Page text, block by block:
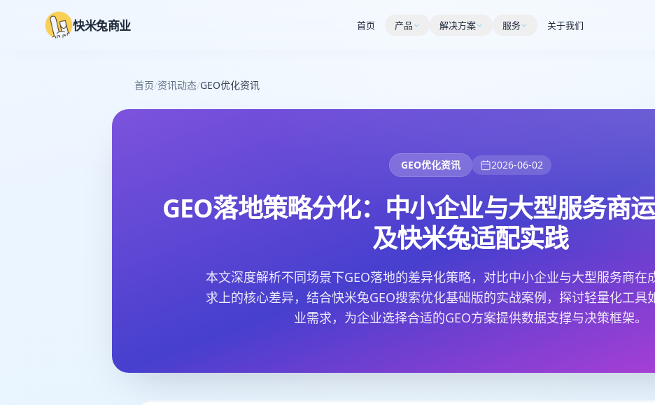
快米兔商业 首页 产品 解决方案 服务 关于我们
首页/资讯动态/GEO优化资讯
GEO优化资讯 2026-06-02
GEO落地策略分化：中小企业与大型服务商
及快米兔适配实践
本文深度解析不同场景下GEO落地的差异化策略，对比中小企业与大型服务商在
求上的核心差异，结合快米兔GEO搜索优化基础版的实战案例，探讨轻量化工具
业需求，为企业选择合适的GEO方案提供数据支撑与决策框架。